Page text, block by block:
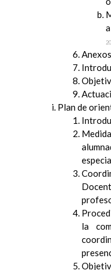
Anexos
Plan de
la